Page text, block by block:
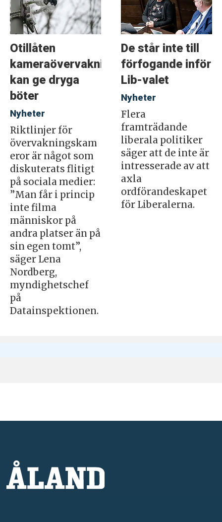
Otillåten
kameraövervakning
kan ge dryga
böter
Nyheter
Riktlinjer för
övervakningskam
eror är något som
diskuterats flitigt
på sociala medier:
”Man får i princip
inte filma
människor på
andra platser än på
sin egen tomt”,
säger Lena
Nordberg,
myndighetschef
på
Datainspektionen.
De står inte till
förfogande inför
Lib-valet
Nyheter
Flera
framträdande
liberala politiker
säger att de inte är
intresserade av att
axla
ordförandeskapet
för Liberalerna.